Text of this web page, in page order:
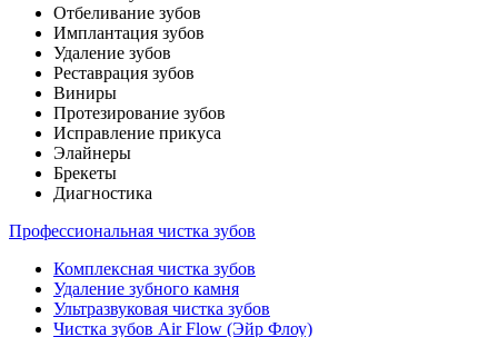
Отбеливание зубов
Имплантация зубов
Удаление зубов
Реставрация зубов
Виниры
Протезирование зубов
Исправление прикуса
Элайнеры
Брекеты
Диагностика
Профессиональная чистка зубов
Комплексная чистка зубов
Удаление зубного камня
Ультразвуковая чистка зубов
Чистка зубов Air Flow (Эйр Флоу)